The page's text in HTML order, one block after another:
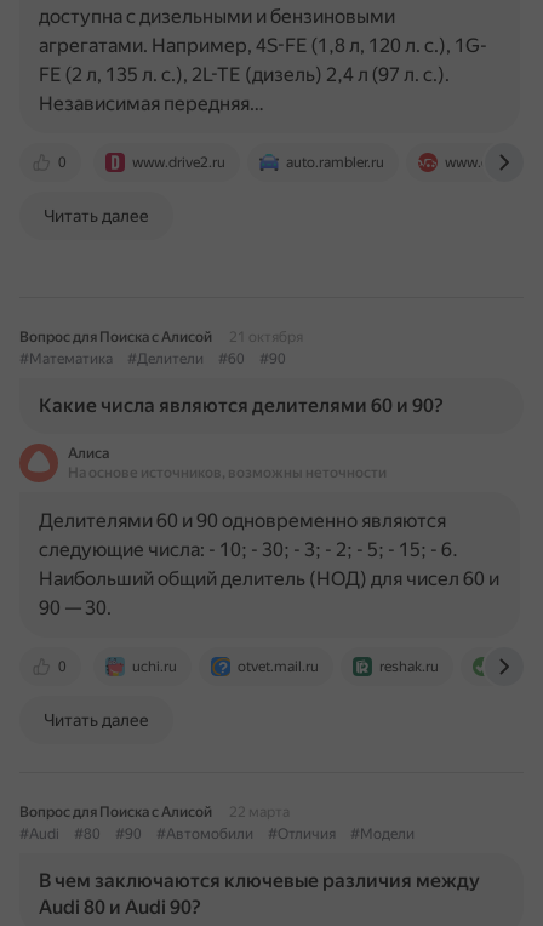
0 www.drive2.ru auto.rambler.ru www.drom.ru
доступна с дизельными и бензиновыми
агрегатами. Например, 4S-FE (1,8 л, 120 л. с.), 1G-
FE (2 л, 135 л. с.), 2L-TE (дизель) 2,4 л (97 л. с.).
Независимая передняя…
Читать далее
Вопрос для Поиска с Алисой
21 октября
#Математика
#Делители #60 #90
Какие числа являются делителями 60 и 90?
Алиса
На основе источников, возможны неточности
0 uchi.ru otvet.mail.ru reshak.ru
Делителями 60 и 90 одновременно являются
следующие числа: - 10; - 30; - 3; - 2; - 5; - 15; - 6.
Наибольший общий делитель (НОД) для чисел 60 и
90 — 30.
Читать далее
Вопрос для Поиска с Алисой
22 марта
#Audi
#80 #90 #Автомобили #Отличия #Модели
В чем заключаются ключевые различия между
Audi 80 и Audi 90?